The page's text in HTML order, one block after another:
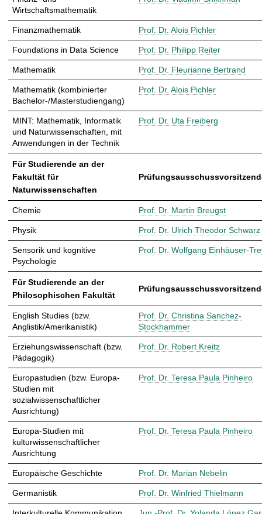
Wirtschaftsmathematik
Finanzmathematik Prof. Dr. Alois Pichler
Foundations in Data Science Prof. Dr. Philipp Reiter
Mathematik Prof. Dr. Fleurianne Bertrand
Mathematik (kombinierter
Bachelor-/Masterstudiengang)
Prof. Dr. Alois Pichler
MINT: Mathematik, Informatik
und Naturwissenschaften, mit
Anwendungen in der Technik
Prof. Dr. Uta Freiberg
Für Studierende an der
Fakultät für
Naturwissenschaften
Chemie Prof. Dr. Martin Breugst
Physik Prof. Dr. Ulrich Theodor Schwarz
Sensorik und kognitive
Psychologie
Prof. Dr. Wolfgang Einhäuser-
Für Studierende an der
Philosophischen Fakultät
English Studies (bzw.
Anglistik/Amerikanistik)
Prof. Dr. Christina Sanchez-
Stockhammer
Erziehungswissenschaft (bzw.
Pädagogik)
Prof. Dr. Robert Kreitz
Europastudien (bzw. Europa-
Studien mit
sozialwissenschaftlicher
Ausrichtung)
Prof. Dr. Teresa Paula Pinheiro
Europa-Studien mit
kulturwissenschaftlicher
Ausrichtung
Prof. Dr. Teresa Paula Pinheiro
Europäische Geschichte Prof. Dr. Marian Nebelin
Germanistik Prof. Dr. Winfried Thielmann